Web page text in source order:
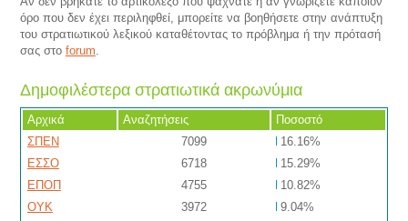
όρο που δεν έχει περιληφθεί, μπορείτε να βοηθήσετε στην ανάπτυξη
του στρατιωτικού λεξικού καταθέτοντας το πρόβλημα ή την πρότασή
σας στο forum.
Δημοφιλέστερα στρατιωτικά ακρωνύμια
Αρχικά Αναζητήσεις
Ποσοστό
ΣΠΕΝ
7099
16.16%
ΕΣΣΟ
6718
15.29%
ΕΠΟΠ
4755
10.82%
ΟΥΚ
3972
9.04%